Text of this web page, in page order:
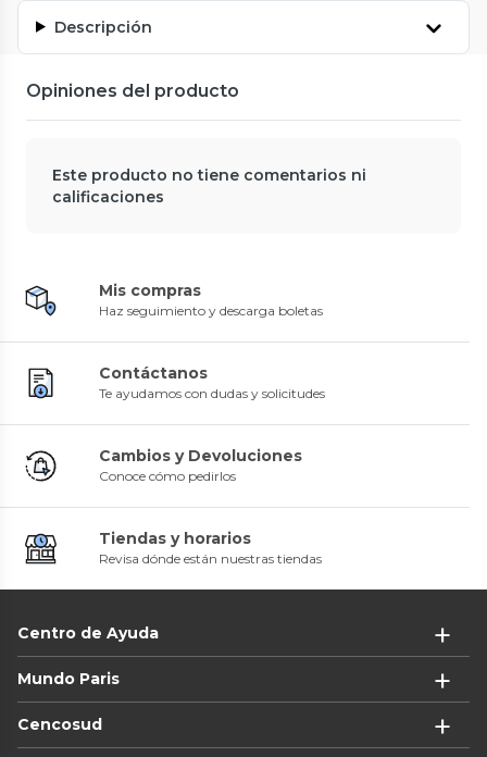
Descripción
Opiniones del producto
Este producto no tiene comentarios ni
calificaciones
Mis compras
Haz seguimiento y descarga boletas
Contáctanos
Te ayudamos con dudas y solicitudes
Cambios y Devoluciones
Conoce cómo pedirlos
Tiendas y horarios
Revisa dónde están nuestras tiendas
Centro de Ayuda
Mundo Paris
Cencosud